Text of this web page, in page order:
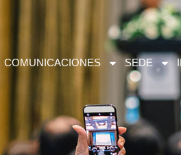
COMUNICACIONES SEDE